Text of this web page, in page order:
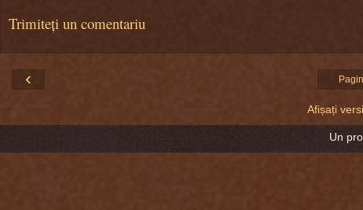
Trimiteți un comentariu
‹
Afișați
Un